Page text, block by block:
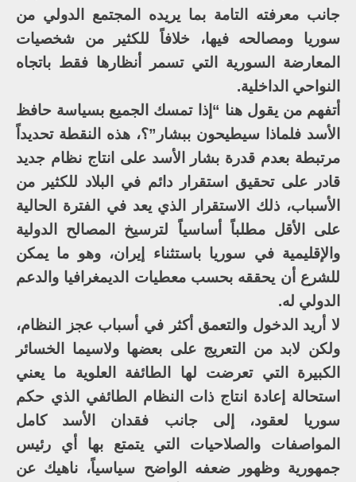
جانب معرفته التامة بما يريده المجتمع الدولي من
سوريا ومصالحه فيها، خلافاً للكثير من شخصيات
المعارضة السورية التي تسمر أنظارها فقط باتجاه
النواحي الداخلية.
أتفهم من يقول هنا “إذا تمسك الجميع بسياسة حافظ
الأسد فلماذا سيطيحون ببشار”؟، هذه النقطة تحديداً
مرتبطة بعدم قدرة بشار الأسد على انتاج نظام جديد
قادر على تحقيق استقرار دائم في البلاد للكثير من
الأسباب، ذلك الاستقرار الذي يعد في الفترة الحالية
على الأقل مطلباً أساسياً لترسيخ المصالح الدولية
والإقليمية في سوريا باستثناء إيران، وهو ما يمكن
للشرع أن يحققه بحسب معطيات الديمغرافيا والدعم
الدولي له.
لا أريد الدخول والتعمق أكثر في أسباب عجز النظام،
ولكن لابد من التعريج على بعضها ولاسيما الخسائر
الكبيرة التي تعرضت لها الطائفة العلوية ما يعني
استحالة إعادة انتاج ذات النظام الطائفي الذي حكم
سوريا لعقود، إلى جانب فقدان الأسد كامل
المواصفات والصلاحيات التي يتمتع بها أي رئيس
جمهورية وظهور ضعفه الواضح سياسياً، ناهيك عن